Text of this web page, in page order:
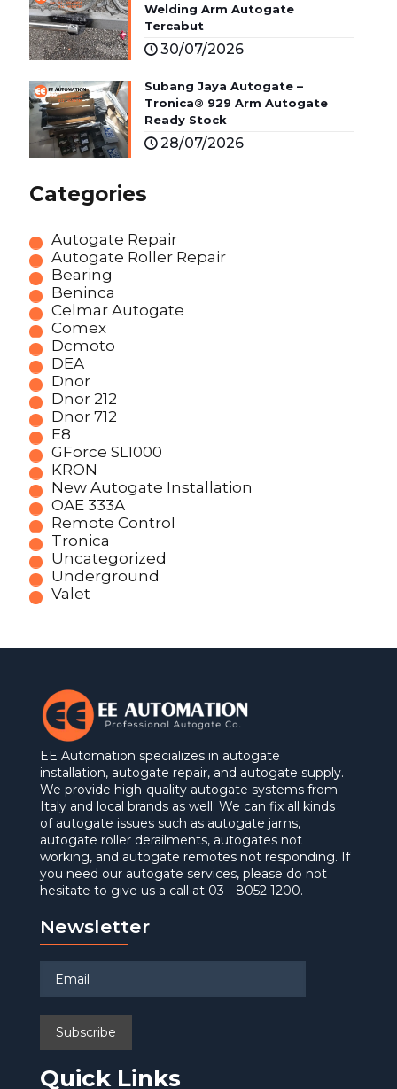
Welding Arm Autogate
Tercabut
30/07/2026
Subang Jaya Autogate –
Tronica® 929 Arm Autogate
Ready Stock
28/07/2026
Categories
Autogate Repair
Autogate Roller Repair
Bearing
Beninca
Celmar Autogate
Comex
Dcmoto
DEA
Dnor
Dnor 212
Dnor 712
E8
GForce SL1000
KRON
New Autogate Installation
OAE 333A
Remote Control
Tronica
Uncategorized
Underground
Valet
EE Automation specializes in autogate
installation, autogate repair, and autogate supply.
We provide high-quality autogate systems from
Italy and local brands as well. We can fix all kinds
of autogate issues such as autogate jams,
autogate roller derailments, autogates not
working, and autogate remotes not responding. If
you need our autogate services, please do not
hesitate to give us a call at 03 - 8052 1200.
Newsletter
Quick Links